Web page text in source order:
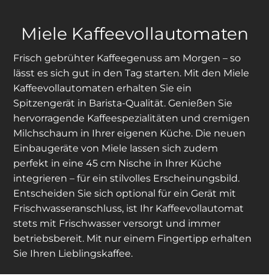
Miele Kaffeevollautomaten
Frisch gebrühter Kaffeegenuss am Morgen – so
lässt es sich gut in den Tag starten. Mit den Miele
Kaffeevollautomaten erhalten Sie ein
Spitzengerät in Barista-Qualität. Genießen Sie
hervorragende Kaffeespezialitäten und cremigen
Milchschaum in Ihrer eigenen Küche. Die neuen
Einbaugeräte von Miele lassen sich zudem
perfekt in eine 45 cm Nische in Ihrer Küche
integrieren – für ein stilvolles Erscheinungsbild.
Entscheiden Sie sich optional für ein Gerät mit
Frischwasseranschluss, ist Ihr Kaffeevollautomat
stets mit Frischwasser versorgt und immer
betriebsbereit. Mit nur einem Fingertipp erhalten
Sie Ihren Lieblingskaffee.